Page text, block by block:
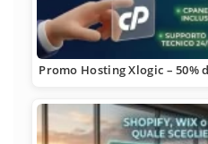
Promo Hosting Xlogic –